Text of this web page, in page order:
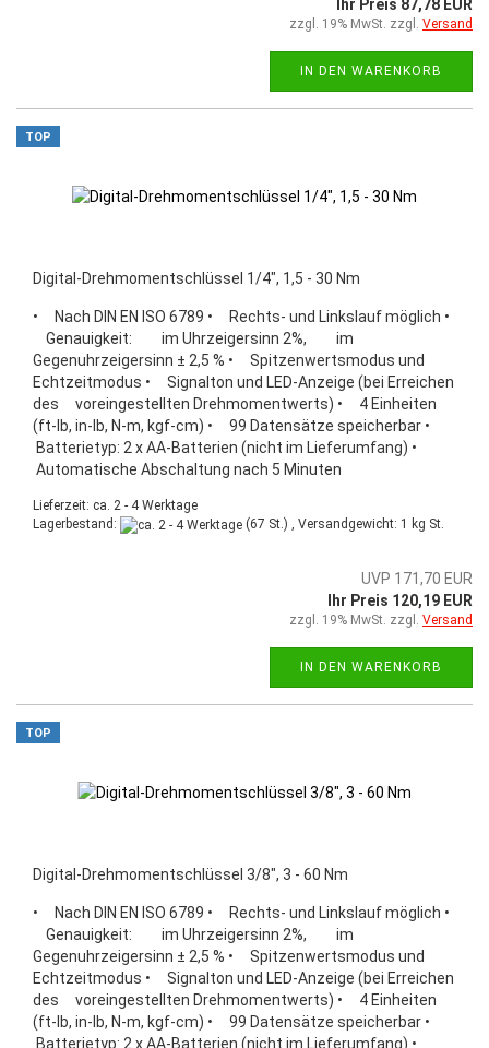
Ihr Preis 87,78 EUR
zzgl. 19% MwSt. zzgl. Versand
IN DEN WARENKORB
TOP
Digital-Drehmomentschlüssel 1/4", 1,5 - 30 Nm
• Nach DIN EN ISO 6789 • Rechts- und Linkslauf möglich •
Genauigkeit: im Uhrzeigersinn 2%, im
Gegenuhrzeigersinn ± 2,5 % • Spitzenwertsmodus und
Echtzeitmodus • Signalton und LED-Anzeige (bei Erreichen
des voreingestellten Drehmomentwerts) • 4 Einheiten
(ft-lb, in-lb, N-m, kgf-cm) • 99 Datensätze speicherbar •
Batterietyp: 2 x AA-Batterien (nicht im Lieferumfang) •
Automatische Abschaltung nach 5 Minuten
Lieferzeit: ca. 2 - 4 Werktage
Lagerbestand:
(67 St.) , Versandgewicht: 1 kg St.
UVP 171,70 EUR
Ihr Preis 120,19 EUR
zzgl. 19% MwSt. zzgl. Versand
IN DEN WARENKORB
TOP
Digital-Drehmomentschlüssel 3/8", 3 - 60 Nm
• Nach DIN EN ISO 6789 • Rechts- und Linkslauf möglich •
Genauigkeit: im Uhrzeigersinn 2%, im
Gegenuhrzeigersinn ± 2,5 % • Spitzenwertsmodus und
Echtzeitmodus • Signalton und LED-Anzeige (bei Erreichen
des voreingestellten Drehmomentwerts) • 4 Einheiten
(ft-lb, in-lb, N-m, kgf-cm) • 99 Datensätze speicherbar •
Batterietyp: 2 x AA-Batterien (nicht im Lieferumfang) •